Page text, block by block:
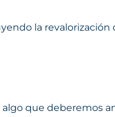
la
que deberemos